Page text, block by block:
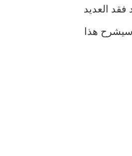
العديد
سيشرح هذا